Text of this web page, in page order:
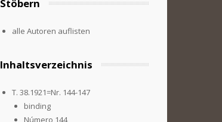
Stöbern
alle Autoren auflisten
Inhaltsverzeichnis
T. 38.1921=Nr. 144-147
binding
Número 144